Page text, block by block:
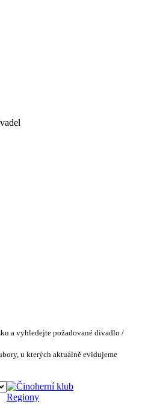
a vyhledejte požadované divadlo /
u kterých aktuálně evidujeme
Regiony